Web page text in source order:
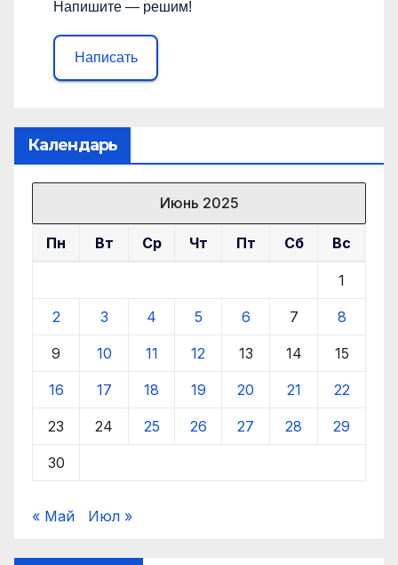
Напишите — решим!
Написать
Календарь
Июнь 2025
Пн Вт Ср Чт Пт Сб Вс
1
2 3 4 5 6 7 8
9 10 11 12 13 14 15
16 17 18 19 20 21 22
23 24 25 26 27 28 29
30
« Май Июл »